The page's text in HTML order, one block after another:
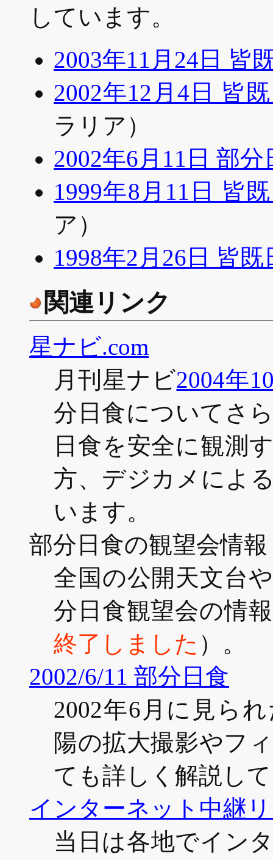
しています。
2003年11月24日 皆
2002年12月4日 皆
ラリア）
2002年6月11日 部分
1999年8月11日 皆
ア）
1998年2月26日 皆既
関連リンク
星ナビ.com
月刊星ナビ2004年
分日食についてさ
日食を安全に観測
方、デジカメによ
います。
部分日食の観望会情
全国の公開天文台
分日食観望会の情
終了しました ）。
2002/6/11 部分日食
2002年6月に見ら
陽の拡大撮影やフ
ても詳しく解説し
インターネット中継
当日は各地でイン